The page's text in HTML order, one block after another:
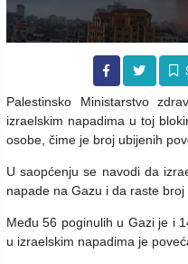
Palestinsko Ministarstvo
izraelskim napadima u toj
osobe, čime je broj ubijenih
U saopćenju se navodi da
napade na Gazu i da raste broj
Među 56 poginulih u Gazi je i
u izraelskim napadima je